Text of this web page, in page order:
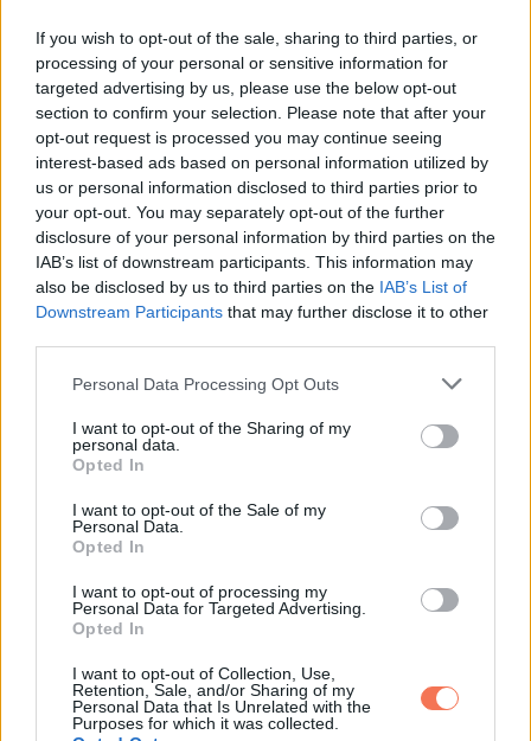
If you wish to opt-out of the sale, sharing to third parties, or
processing of your personal or sensitive information for
targeted advertising by us, please use the below opt-out
section to confirm your selection. Please note that after your
opt-out request is processed you may continue seeing
interest-based ads based on personal information utilized by
us or personal information disclosed to third parties prior to
your opt-out. You may separately opt-out of the further
disclosure of your personal information by third parties on the
IAB’s list of downstream participants. This information may
also be disclosed by us to third parties on the IAB’s List of
Downstream Participants that may further disclose it to other
Please note that this website/app uses one or more Google
not limited to your visit or usage behaviour. You may click to
grant or deny consent to Google and its third-party tags to
use your data for below specified purposes in below Google
consent section.
Personal Data Processing Opt Outs
I want to opt-out of the Sharing of my
personal data.
Opted In
I want to opt-out of the Sale of my
Personal Data.
Opted In
I want to opt-out of processing my
Personal Data for Targeted Advertising.
Opted In
I want to opt-out of Collection, Use,
Retention, Sale, and/or Sharing of my
Personal Data that Is Unrelated with the
Purposes for which it was collected.
ahol a nagypapa tévét néz
További bejegyzések
ÉLETMÓD,VICCEK
Igazság